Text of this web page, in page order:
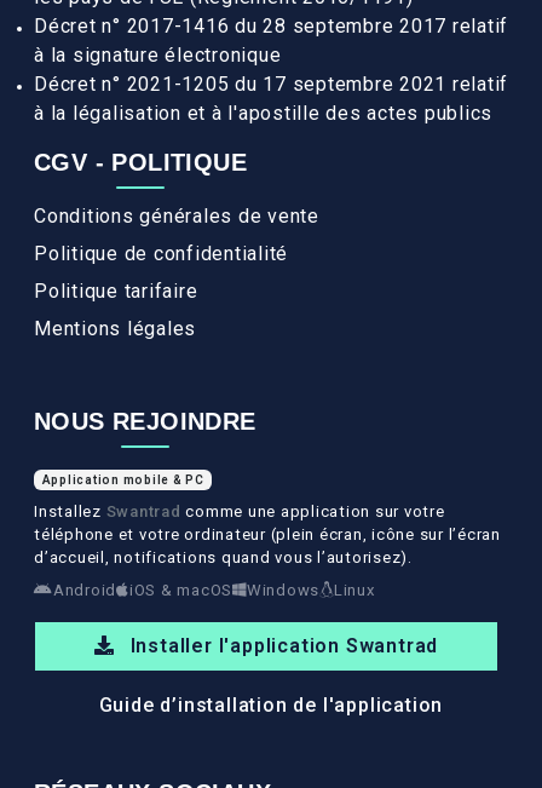
Décret n° 2017-1416 du 28 septembre 2017 relatif
à la signature électronique
Décret n° 2021-1205 du 17 septembre 2021 relatif
à la légalisation et à l'apostille des actes publics
CGV - POLITIQUE
Conditions générales de vente
Politique de confidentialité
Politique tarifaire
Mentions légales
NOUS REJOINDRE
Application mobile & PC
Installez Swantrad comme une application sur votre
téléphone et votre ordinateur (plein écran, icône sur l’écran
d’accueil, notifications quand vous l’autorisez).
Android
iOS & macOS Windows Linux
Installer l'application Swantrad
Guide d’installation de l'application